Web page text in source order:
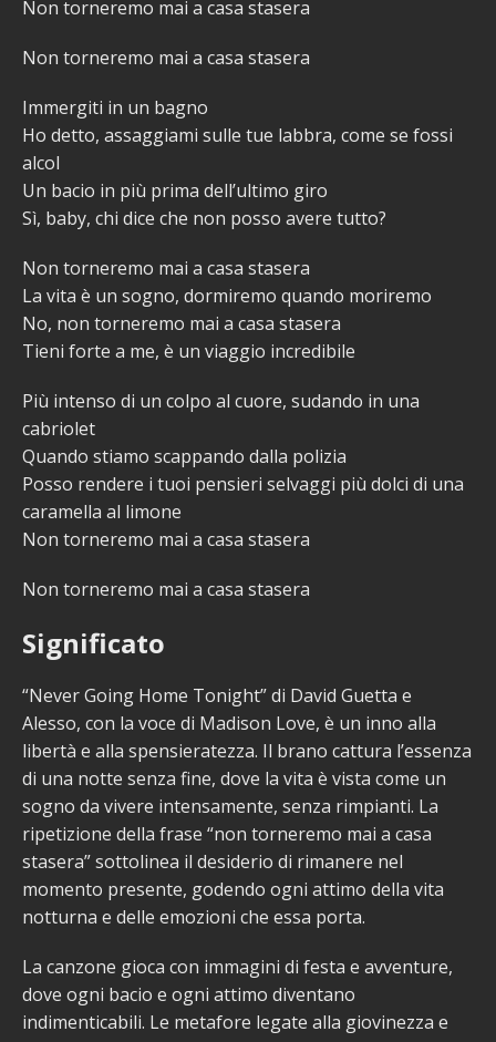
Non torneremo mai a casa stasera
Non torneremo mai a casa stasera
Immergiti in un bagno
Ho detto, assaggiami sulle tue labbra, come se fossi
alcol
Un bacio in più prima dell’ultimo giro
Sì, baby, chi dice che non posso avere tutto?
Non torneremo mai a casa stasera
La vita è un sogno, dormiremo quando moriremo
No, non torneremo mai a casa stasera
Tieni forte a me, è un viaggio incredibile
Più intenso di un colpo al cuore, sudando in una
cabriolet
Quando stiamo scappando dalla polizia
Posso rendere i tuoi pensieri selvaggi più dolci di una
caramella al limone
Non torneremo mai a casa stasera
Non torneremo mai a casa stasera
Significato
“Never Going Home Tonight” di David Guetta e
Alesso, con la voce di Madison Love, è un inno alla
libertà e alla spensieratezza. Il brano cattura l’essenza
di una notte senza fine, dove la vita è vista come un
sogno da vivere intensamente, senza rimpianti. La
ripetizione della frase “non torneremo mai a casa
stasera” sottolinea il desiderio di rimanere nel
momento presente, godendo ogni attimo della vita
notturna e delle emozioni che essa porta.
La canzone gioca con immagini di festa e avventure,
dove ogni bacio e ogni attimo diventano
indimenticabili. Le metafore legate alla giovinezza e